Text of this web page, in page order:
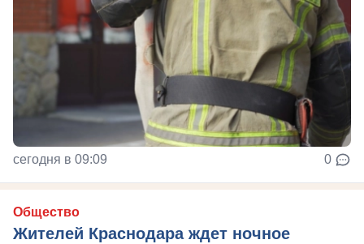
сегодня в 09:09 0
Общество
Жителей Краснодара ждет ночное